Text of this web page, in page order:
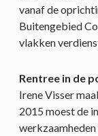
vanaf de
Buitengebied
vlakken
Rentree in de
Irene Visser
2015 moest de